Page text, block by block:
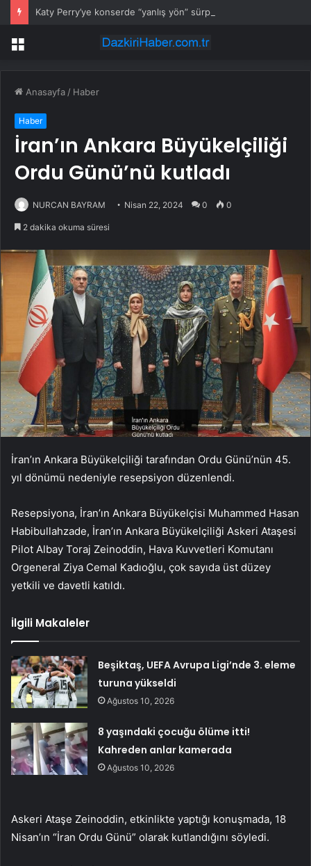
Katy Perry’ye konserde “yanlış yön” sürprizi
Menü
Anasayfa / Haber
Haber
İran’ın Ankara Büyükelçiliği
Ordu Günü’nü kutladı
NURCAN BAYRAM Nisan 22, 2024 0 0
2 dakika okuma süresi
İran’ın Ankara Büyükelçiliği tarafından Ordu Günü’nün 45.
yıl dönümü nedeniyle resepsiyon düzenlendi.
Resepsiyona, İran’ın Ankara Büyükelçisi Muhammed Hasan
Habibullahzade, İran’ın Ankara Büyükelçiliği Askeri Ataşesi
Pilot Albay Toraj Zeinoddin, Hava Kuvvetleri Komutanı
Orgeneral Ziya Cemal Kadıoğlu, çok sayıda üst düzey
yetkili ve davetli katıldı.
İlgili Makaleler
Beşiktaş, UEFA Avrupa Ligi’nde 3. eleme
turuna yükseldi
Ağustos 10, 2026
8 yaşındaki çocuğu ölüme itti!
Kahreden anlar kamerada
Ağustos 10, 2026
Askeri Ataşe Zeinoddin, etkinlikte yaptığı konuşmada, 18
Nisan’ın “İran Ordu Günü” olarak kutlandığını söyledi.